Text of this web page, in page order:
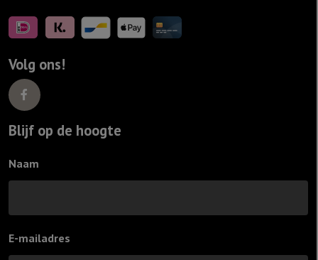
Volg ons!
Blijf op de hoogte
Naam
E-mailadres